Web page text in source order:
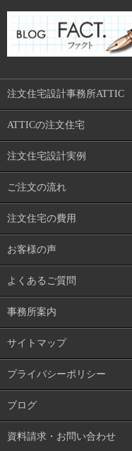
注文住宅設計事務所ATTIC
ATTICの注文住宅
注文住宅設計実例
ご注文の流れ
注文住宅の費用
お客様の声
よくあるご質問
事務所案内
サイトマップ
プライバシーポリシー
ブログ
資料請求・お問い合わせ